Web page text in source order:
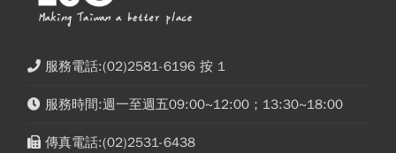
服務電話:(02)2581-6196 按 1
服務時間:週一至週五09:00~12:00；13:30~18:00
傳真電話:(02)2531-6438